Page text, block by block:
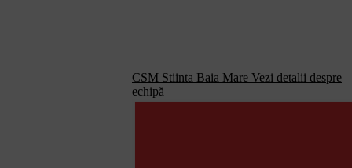
CSM Stiinta Baia Mare Vezi detalii despre
echipă